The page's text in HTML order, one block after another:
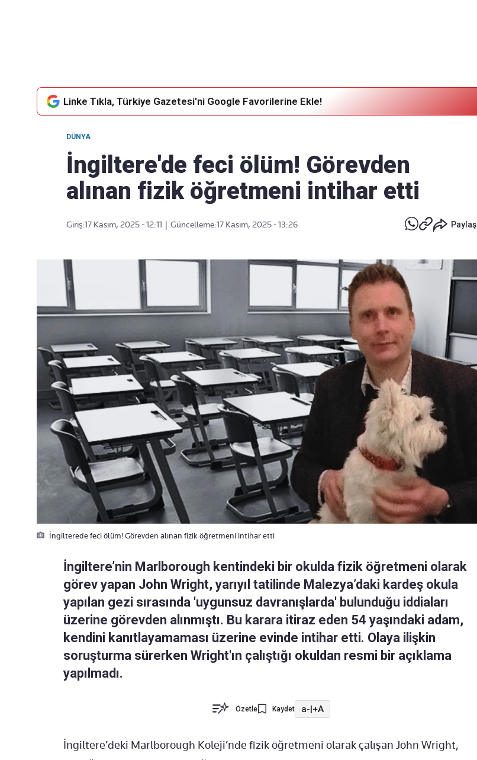
Linke Tıkla, Türkiye Gazetesi'ni Google Favorilerine Ekle!
DÜNYA
İngiltere'de feci ölüm! Görevden
alınan fizik öğretmeni intihar etti
Giriş:17 Kasım, 2025 - 12:11 Güncelleme:17 Kasım, 2025 - 13:26 Paylaş
İngilterede feci ölüm! Görevden alınan fizik öğretmeni intihar etti
İngiltere’nin Marlborough kentindeki bir okulda fizik öğretmeni olarak
görev yapan John Wright, yarıyıl tatilinde Malezya’daki kardeş okula
yapılan gezi sırasında 'uygunsuz davranışlarda' bulunduğu iddiaları
üzerine görevden alınmıştı. Bu karara itiraz eden 54 yaşındaki adam,
kendini kanıtlayamaması üzerine evinde intihar etti. Olaya ilişkin
soruşturma sürerken Wright'ın çalıştığı okuldan resmi bir açıklama
yapılmadı.
Özetle Kaydet a-|+A
İngiltere’deki Marlborough Koleji’nde fizik öğretmeni olarak çalışan John Wright,